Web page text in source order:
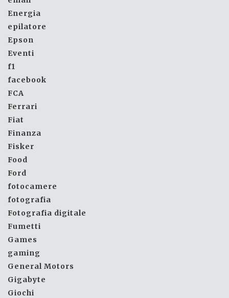
Energia
epilatore
Epson
Eventi
f1
facebook
FCA
Ferrari
Fiat
Finanza
Fisker
Food
Ford
fotocamere
fotografia
Fotografia digitale
Fumetti
Games
gaming
General Motors
Gigabyte
Giochi